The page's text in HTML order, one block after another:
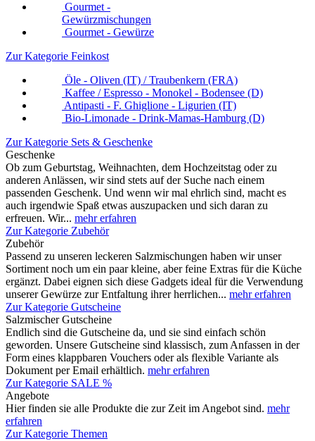
Gourmet -
Gewürzmischungen
Gourmet - Gewürze
Zur Kategorie Feinkost
Öle - Oliven (IT) / Traubenkern (FRA)
Kaffee / Espresso - Monokel - Bodensee (D)
Antipasti - F. Ghiglione - Ligurien (IT)
Bio-Limonade - Drink-Mamas-Hamburg (D)
Zur Kategorie Sets & Geschenke
Geschenke
Ob zum Geburtstag, Weihnachten, dem Hochzeitstag oder zu
anderen Anlässen, wir sind stets auf der Suche nach einem
passenden Geschenk. Und wenn wir mal ehrlich sind, macht es
auch irgendwie Spaß etwas auszupacken und sich daran zu
erfreuen. Wir... mehr erfahren
Zur Kategorie Zubehör
Zubehör
Passend zu unseren leckeren Salzmischungen haben wir unser
Sortiment noch um ein paar kleine, aber feine Extras für die Küche
ergänzt. Dabei eignen sich diese Gadgets ideal für die Verwendung
unserer Gewürze zur Entfaltung ihrer herrlichen... mehr erfahren
Zur Kategorie Gutscheine
Salzmischer Gutscheine
Endlich sind die Gutscheine da, und sie sind einfach schön
geworden. Unsere Gutscheine sind klassisch, zum Anfassen in der
Form eines klappbaren Vouchers oder als flexible Variante als
Dokument per Email erhältlich. mehr erfahren
Zur Kategorie SALE %
Angebote
Hier finden sie alle Produkte die zur Zeit im Angebot sind. mehr
erfahren
Zur Kategorie Themen